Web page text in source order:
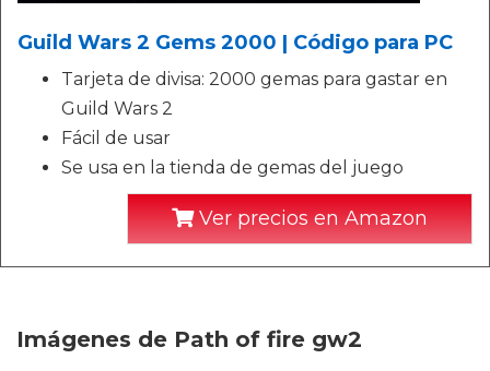
Guild Wars 2 Gems 2000 | Código para PC
Tarjeta de divisa: 2000 gemas para gastar en
Guild Wars 2
Fácil de usar
Se usa en la tienda de gemas del juego
Ver precios en Amazon
Imágenes de Path of fire gw2